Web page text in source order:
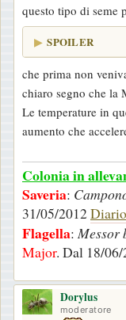
questo tipo di seme
SPOILER
che prima non
chiaro segno che la
Le temperature in
aumento che
Colonia in
Saveria:
31/05/2012Diario
Flagella: Messor
Major. Dal 18/
Dorylus
moderatore